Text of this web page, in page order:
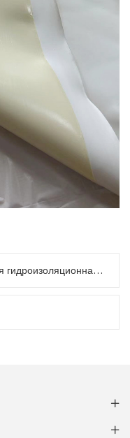
гидроизоляционная